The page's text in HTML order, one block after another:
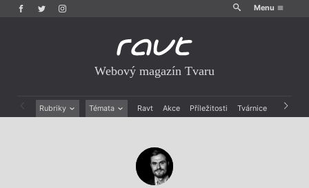
Menu
Webový magazín Tvaru
Rubriky Témata Ravt Akce Příležitosti Tvárnice Archiv